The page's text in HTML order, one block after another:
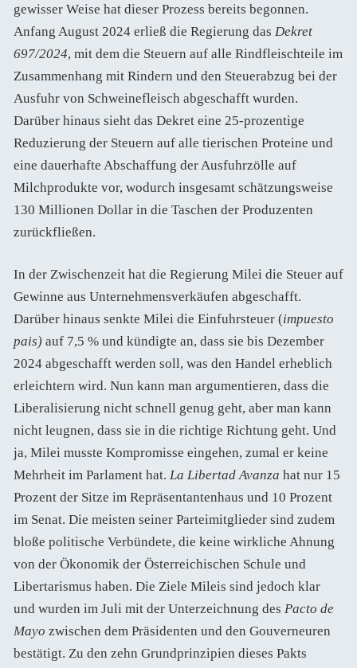
gewisser Weise hat dieser Prozess bereits begonnen.
Anfang August 2024 erließ die Regierung das Dekret
697/2024, mit dem die Steuern auf alle Rindfleischteile im
Zusammenhang mit Rindern und den Steuerabzug bei der
Ausfuhr von Schweinefleisch abgeschafft wurden.
Darüber hinaus sieht das Dekret eine 25-prozentige
Reduzierung der Steuern auf alle tierischen Proteine und
eine dauerhafte Abschaffung der Ausfuhrzölle auf
Milchprodukte vor, wodurch insgesamt schätzungsweise
130 Millionen Dollar in die Taschen der Produzenten
zurückfließen.
In der Zwischenzeit hat die Regierung Milei die Steuer auf
Gewinne aus Unternehmensverkäufen abgeschafft.
Darüber hinaus senkte Milei die Einfuhrsteuer (impuesto
pais) auf 7,5 % und kündigte an, dass sie bis Dezember
2024 abgeschafft werden soll, was den Handel erheblich
erleichtern wird. Nun kann man argumentieren, dass die
Liberalisierung nicht schnell genug geht, aber man kann
nicht leugnen, dass sie in die richtige Richtung geht. Und
ja, Milei musste Kompromisse eingehen, zumal er keine
Mehrheit im Parlament hat. La Libertad Avanza hat nur 15
Prozent der Sitze im Repräsentantenhaus und 10 Prozent
im Senat. Die meisten seiner Parteimitglieder sind zudem
bloße politische Verbündete, die keine wirkliche Ahnung
von der Ökonomik der Österreichischen Schule und
Libertarismus haben. Die Ziele Mileis sind jedoch klar
und wurden im Juli mit der Unterzeichnung des Pacto de
Mayo zwischen dem Präsidenten und den Gouverneuren
bestätigt. Zu den zehn Grundprinzipien dieses Pakts